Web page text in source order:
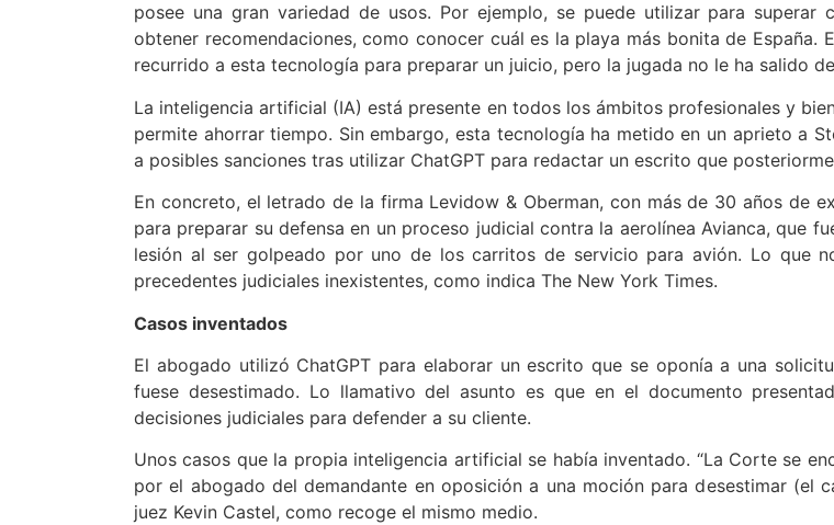
posee una gran variedad de usos. Por ejemplo, se puede utilizar para
obtener recomendaciones, como conocer cuál es la playa más bonita de España.
recurrido a esta tecnología para preparar un juicio, pero la jugada no le ha salido
La inteligencia artificial (IA) está presente en todos los ámbitos profesionales y
permite ahorrar tiempo. Sin embargo, esta tecnología ha metido en un aprieto a
a posibles sanciones tras utilizar ChatGPT para redactar un escrito que
En concreto, el letrado de la firma Levidow & Oberman, con más de 30 años de
para preparar su defensa en un proceso judicial contra la aerolínea Avianca, que
lesión al ser golpeado por uno de los carritos de servicio para avión. Lo que
precedentes judiciales inexistentes, como indica The New York Times.
Casos inventados
El abogado utilizó ChatGPT para elaborar un escrito que se oponía a una
fuese desestimado. Lo llamativo del asunto es que en el documento
decisiones judiciales para defender a su cliente.
Unos casos que la propia inteligencia artificial se había inventado. “La Corte se
por el abogado del demandante en oposición a una moción para desestimar (el
juez Kevin Castel, como recoge el mismo medio.